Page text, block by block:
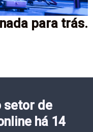
para trás.
setor de
há 14